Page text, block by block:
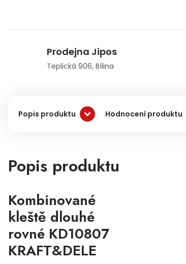
Prodejna Jipos
Teplická 906, Bílina
Popis produktu Hodnocení produktu
Popis produktu
Kombinované
kleště dlouhé
rovné KD10807
KRAFT&DELE